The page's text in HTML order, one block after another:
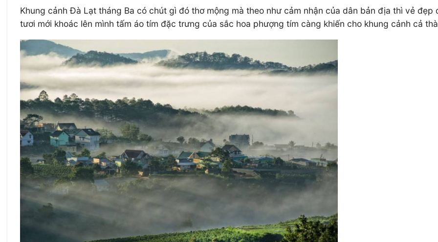
Khung cảnh Đà Lạt tháng Ba có chút gì đó thơ mộng mà theo như cảm nhận của dân bản địa thì vẻ
tươi mới khoác lên mình tấm áo tím đặc trưng của sắc hoa phượng tím càng khiến cho khung cảnh cả